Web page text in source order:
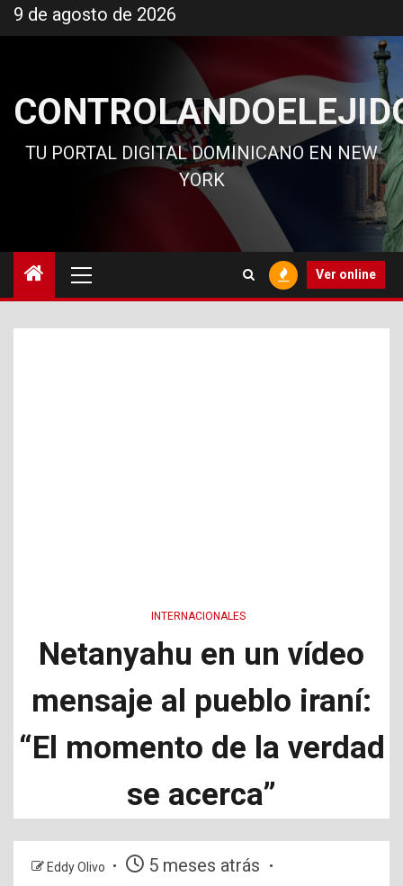
al
9 de agosto de 2026
TU PORTAL DIGITAL DOMINICANO EN NEW
YORK
principal
Ver online
INTERNACIONALES
Netanyahu en un vídeo
mensaje al pueblo iraní:
“El momento de la verdad
se acerca”
Eddy Olivo 5 meses atrás